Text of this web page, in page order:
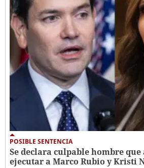
POSIBLE SENTENCIA
Se declara culpable hombre que
ejecutar a Marco Rubio y Kristi